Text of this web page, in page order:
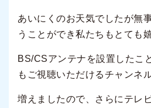
あいにくのお天気でしたが無
うことができ私たちもとても
BS/CSアンテナを設置したこ
もご視聴いただけるチャンネ
増えましたので、さらにテレ